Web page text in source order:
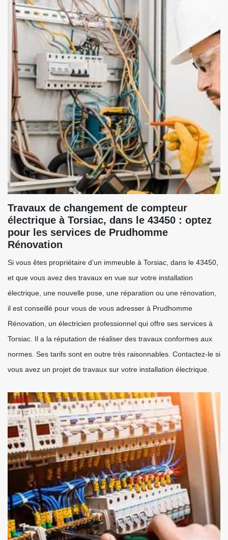
Travaux de changement de compteur
électrique à Torsiac, dans le 43450 : optez
pour les services de Prudhomme
Rénovation
Si vous êtes propriétaire d’un immeuble à Torsiac, dans le 43450,
et que vous avez des travaux en vue sur votre installation
électrique, une nouvelle pose, une réparation ou une rénovation,
il est conseillé pour vous de vous adresser à Prudhomme
Rénovation, un électricien professionnel qui offre ses services à
Torsiac. Il a la réputation de réaliser des travaux conformes aux
normes. Ses tarifs sont en outre très raisonnables. Contactez-le si
vous avez un projet de travaux sur votre installation électrique.